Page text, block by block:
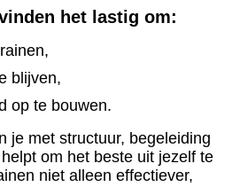
het lastig om:
blijven,
op te bouwen.
je met structuur, begeleiding
om het beste uit jezelf te
niet alleen effectiever,